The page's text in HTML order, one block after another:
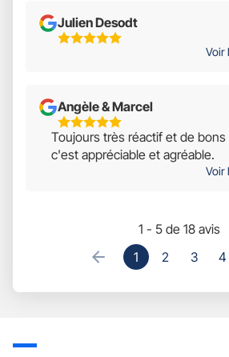
Julien Desodt
5
Voir
Angèle & Marcel
5
Étoiles
Sur
Toujours très réactif et de
c'est appréciable et agréable.
Voir
1 - 5 de 18 avis
1
2 3 4